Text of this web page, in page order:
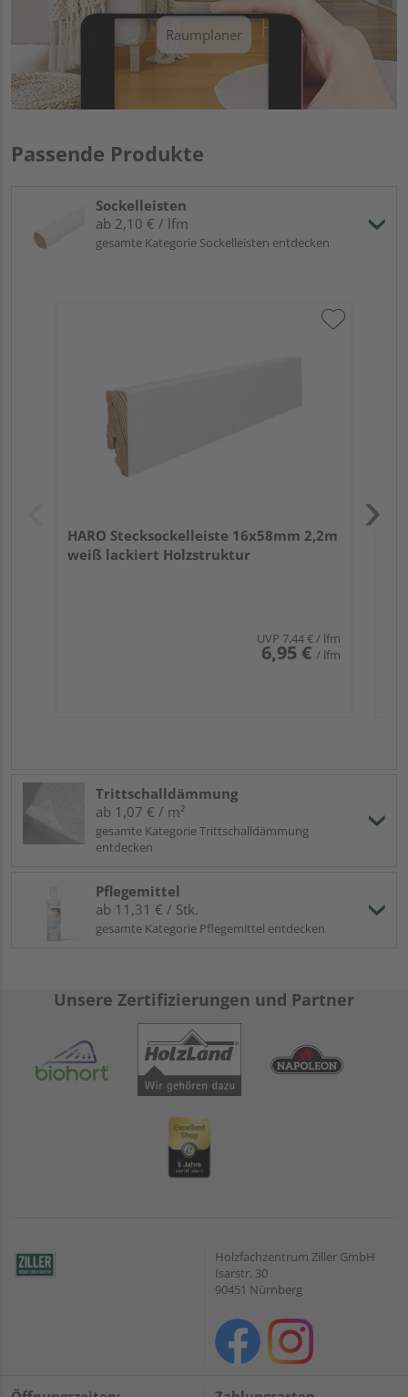
Raumplaner
Passende Produkte
Sockelleisten
ab 2,10 € / lfm
gesamte Kategorie Sockelleisten entdecken
HARO Stecksockelleiste 16x58mm 2,2m
weiß lackiert Holzstruktur
UVP 7,44 €/ lfm
6,95 € / lfm
Trittschalldämmung
ab 1,07 € / m²
gesamte Kategorie Trittschalldämmung
entdecken
Pflegemittel
ab 11,31 € / Stk.
gesamte Kategorie Pflegemittel entdecken
Unsere Zertifizierungen und Partner
Holzfachzentrum Ziller GmbH
Isarstr. 30
90451 Nürnberg